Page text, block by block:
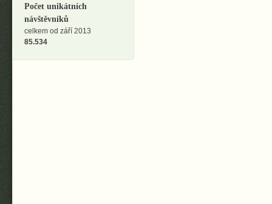
Počet unikátních
návštěvníků
celkem od září 2013
85.534